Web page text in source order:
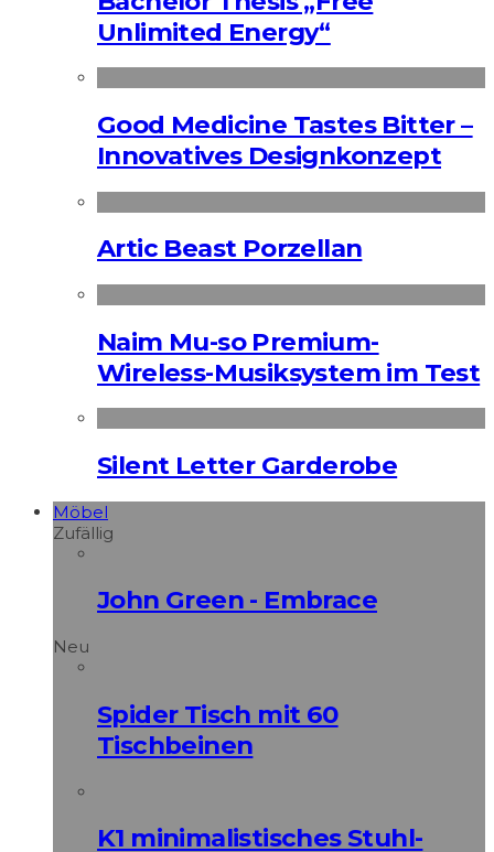
Unlimited Energy“
Good Medicine Tastes Bitter –
Innovatives Designkonzept
Artic Beast Porzellan
Naim Mu-so Premium-
Wireless-Musiksystem im Test
Silent Letter Garderobe
Möbel
Zufällig
John Green - Embrace
Neu
Spider Tisch mit 60
Tischbeinen
K1 minimalistisches Stuhl-